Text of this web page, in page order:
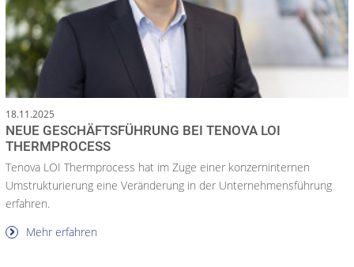
18.11.2025
NEUE GESCHÄFTSFÜHRUNG BEI TENOVA LOI
THERMPROCESS
Tenova LOI Thermprocess hat im Zuge einer konzerninternen
Umstrukturierung eine Veränderung in der Unternehmensführung
erfahren.
Mehr erfahren